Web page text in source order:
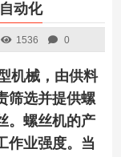
动化
1536 0
机械，由供料
筛选并提供螺
。螺丝机的产
作业强度。当